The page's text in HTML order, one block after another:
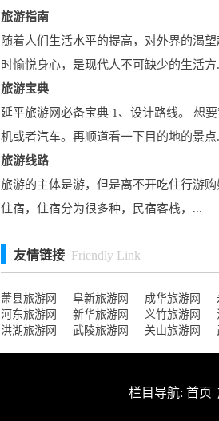
旅游指南
随着人们生活水平的提高，对外界的渴
时愉悦身心，是现代人不可缺少的生活方
旅游宝典
延平旅游网必备宝典 1、设计路线。 想
机或者汽车。再顺道看一下目的地的景点
旅游线路
旅游的主体是游，但是离不开吃住行游
住宿，住宿分为很多种，民宿客栈，...
友情链接 Friendly Link
萧县旅游网 阜新旅游网 成华旅游网
河东旅游网
新华旅游网 义竹旅游网
洪湖旅游网
武陵旅游网 关山旅游网
栏目导航: 首页|